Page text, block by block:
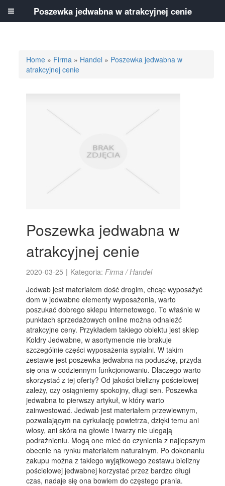
Home » Firma » Handel » Poszewka jedwabna w
atrakcyjnej cenie
Poszewka jedwabna w
atrakcyjnej cenie
2020-03-25 | Kategoria:Firma / Handel
Jedwab jest materiałem dość drogim, chcąc wyposażyć
dom w jedwabne elementy wyposażenia, warto
poszukać dobrego sklepu internetowego. To właśnie w
punktach sprzedażowych online można odnaleźć
atrakcyjne ceny. Przykładem takiego obiektu jest sklep
Koldry Jedwabne, w asortymencie nie brakuje
szczególnie części wyposażenia sypialni. W takim
zestawie jest poszewka jedwabna na poduszkę, przyda
się ona w codziennym funkcjonowaniu. Dlaczego warto
skorzystać z tej oferty? Od jakości bielizny pościelowej
zależy, czy osiągniemy spokojny, długi sen. Poszewka
jedwabna to pierwszy artykuł, w który warto
zainwestować. Jedwab jest materiałem przewiewnym,
pozwalającym na cyrkulację powietrza, dzięki temu ani
włosy, ani skóra na głowie i twarzy nie ulegają
podrażnieniu. Mogą one mieć do czynienia z najlepszym
obecnie na rynku materiałem naturalnym. Po dokonaniu
zakupu można z takiego wyjątkowego zestawu bielizny
pościelowej jedwabnej korzystać przez bardzo długi
czas, nadaje się ona bowiem do częstego prania.
Poszewka jedwabna w atrakcyjnej cenie